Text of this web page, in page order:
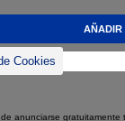
AÑADIR
Cookies
anunciarse